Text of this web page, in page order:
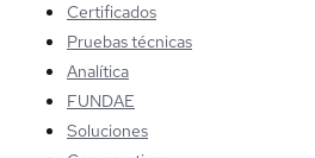
Certificados
Pruebas técnicas
Analítica
FUNDAE
Soluciones